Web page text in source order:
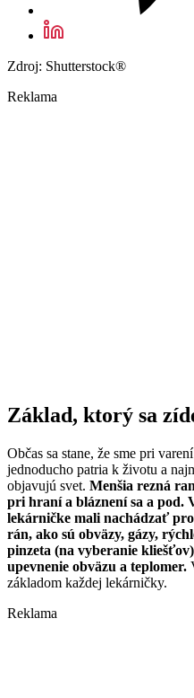
Zdroj: Shutterstock®
Reklama
Základ, ktorý sa
Občas sa stane, že sme pri
jednoducho patria k životu a
objavujú svet. Menšia rezná
pri hraní a bláznení sa a pod.
lekárničke mali nachádzať
rán, ako sú obväzy, gázy,
pinzeta (na vyberanie
upevnenie obväzu a teplomer.
základom každej lekárničky.
Reklama